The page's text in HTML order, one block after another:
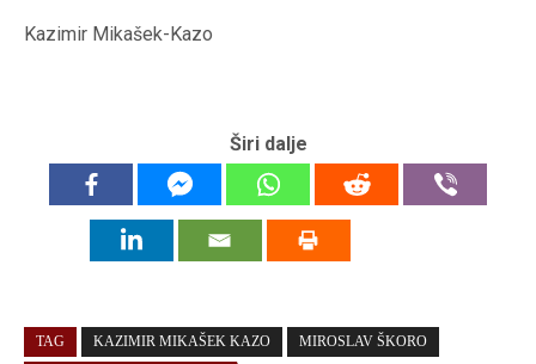
Kazimir Mikašek-Kazo
Širi dalje
TAG KAZIMIR MIKAŠEK KAZO MIROSLAV ŠKORO